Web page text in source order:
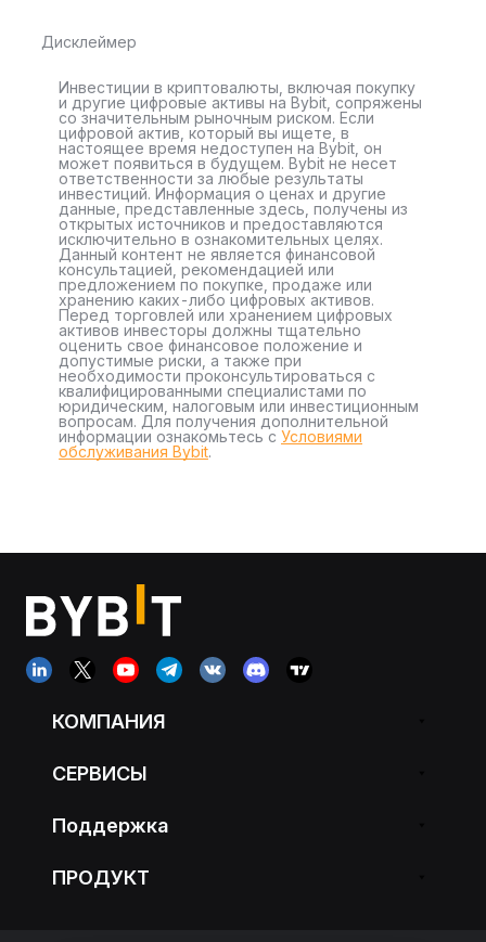
Дисклеймер
Инвестиции в криптовалюты, включая покупку
и другие цифровые активы на Bybit, сопряжены
со значительным рыночным риском. Если
цифровой актив, который вы ищете, в
настоящее время недоступен на Bybit, он
может появиться в будущем. Bybit не несет
ответственности за любые результаты
инвестиций. Информация о ценах и другие
данные, представленные здесь, получены из
открытых источников и предоставляются
исключительно в ознакомительных целях.
Данный контент не является финансовой
консультацией, рекомендацией или
предложением по покупке, продаже или
хранению каких-либо цифровых активов.
Перед торговлей или хранением цифровых
активов инвесторы должны тщательно
оценить свое финансовое положение и
допустимые риски, а также при
необходимости проконсультироваться с
квалифицированными специалистами по
юридическим, налоговым или инвестиционным
вопросам. Для получения дополнительной
информации ознакомьтесь с Условиями
обслуживания Bybit.
КОМПАНИЯ
СЕРВИСЫ
Поддержка
ПРОДУКТ